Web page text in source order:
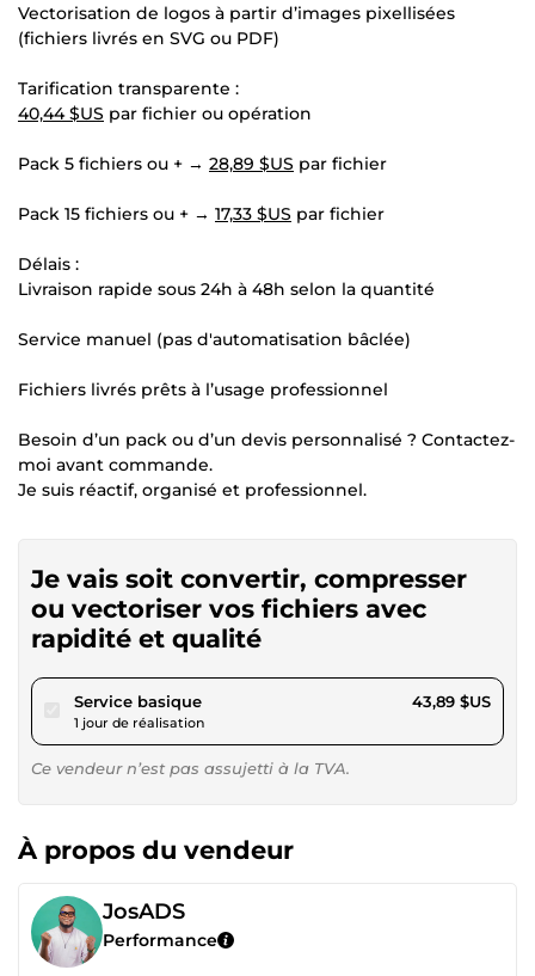
Vectorisation de logos à partir d’images pixellisées
(fichiers livrés en SVG ou PDF)
Tarification transparente :
40,44 $US par fichier ou opération
Pack 5 fichiers ou + → 28,89 $US par fichier
Pack 15 fichiers ou + → 17,33 $US par fichier
Délais :
Livraison rapide sous 24h à 48h selon la quantité
Service manuel (pas d'automatisation bâclée)
Fichiers livrés prêts à l’usage professionnel
Besoin d’un pack ou d’un devis personnalisé ? Contactez-
moi avant commande.
Je suis réactif, organisé et professionnel.
Je vais soit convertir, compresser
ou vectoriser vos fichiers avec
rapidité et qualité
Service basiquepour 40,44 $US
1 jour de réalisation
43,89 $US
Ce vendeur n’est pas assujetti à la TVA.
À propos du vendeur
JosADS
Performance